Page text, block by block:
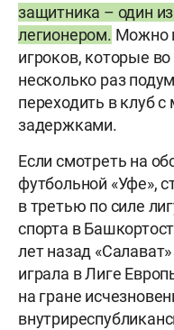
защитника – один
легионером. Можно
игроков, которые
несколько раз
переходить в клуб
задержками.
Если смотреть на
футбольной «Уфе»,
в третью по силе
спорта в
лет назад
играла в Лиге
на гране